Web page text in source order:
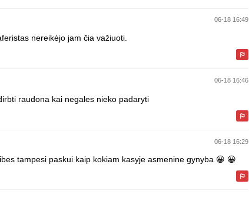
06-18 16:49
nereikėjo jam čia važiuoti.
06-18 16:46
raudona kai negales nieko padaryti
06-18 16:29
tampesi paskui kaip kokiam kasyje asmenine gynyba 😀 😀